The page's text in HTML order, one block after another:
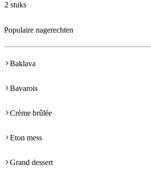
2 stuks
Populaire nagerechten
Baklava
Bavarois
Crème brûlée
Eton mess
Grand dessert